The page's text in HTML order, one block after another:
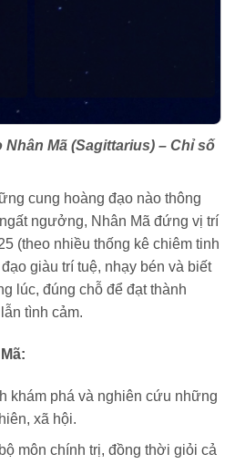
Mã (Sagittarius) – Chỉ số
cung hoàng đạo nào thông
ngưởng, Nhân Mã đứng vị trí
(theo nhiều thống kê chiêm tinh
giàu trí tuệ, nhạy bén và biết
lúc, đúng chỗ để đạt thành
tình cảm.
khám phá và nghiên cứu những
xã hội.
môn chính trị, đồng thời giỏi cả